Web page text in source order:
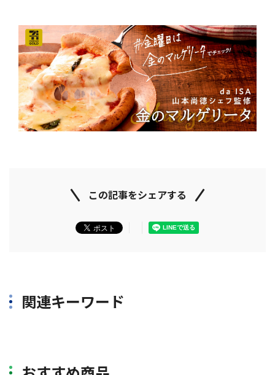
この記事をシェアする
関連キーワード